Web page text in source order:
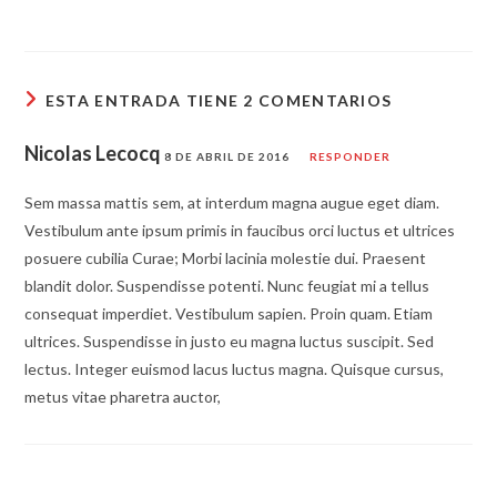
ESTA ENTRADA TIENE 2 COMENTARIOS
Nicolas Lecocq 8 DE ABRIL DE 2016 RESPONDER
Sem massa mattis sem, at interdum magna augue eget diam.
Vestibulum ante ipsum primis in faucibus orci luctus et ultrices
posuere cubilia Curae; Morbi lacinia molestie dui. Praesent
blandit dolor. Suspendisse potenti. Nunc feugiat mi a tellus
consequat imperdiet. Vestibulum sapien. Proin quam. Etiam
ultrices. Suspendisse in justo eu magna luctus suscipit. Sed
lectus. Integer euismod lacus luctus magna. Quisque cursus,
metus vitae pharetra auctor,